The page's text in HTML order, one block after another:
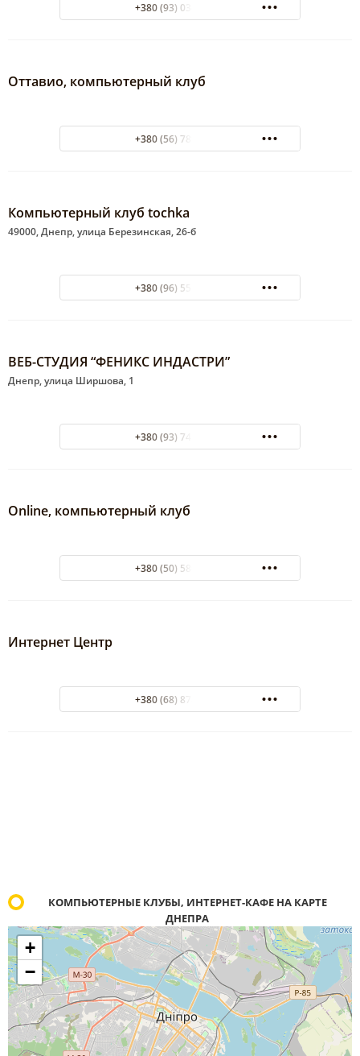
+380 (93) 034-12-09
Оттавио, компьютерный клуб
+380 (56) 789-05-95
Компьютерный клуб tochka
49000, Днепр, улица Березинская, 26-б
+380 (96) 551-19-20
ВЕБ-СТУДИЯ “ФЕНИКС ИНДАСТРИ”
Днепр, улица Ширшова, 1
+380 (93) 743-83-35
Online, компьютерный клуб
+380 (50) 580-86-89
Интернет Центр
+380 (68) 874-58-28
КОМПЬЮТЕРНЫЕ КЛУБЫ, ИНТЕРНЕТ-КАФЕ НА КАРТЕ
ДНЕПРА
+
−